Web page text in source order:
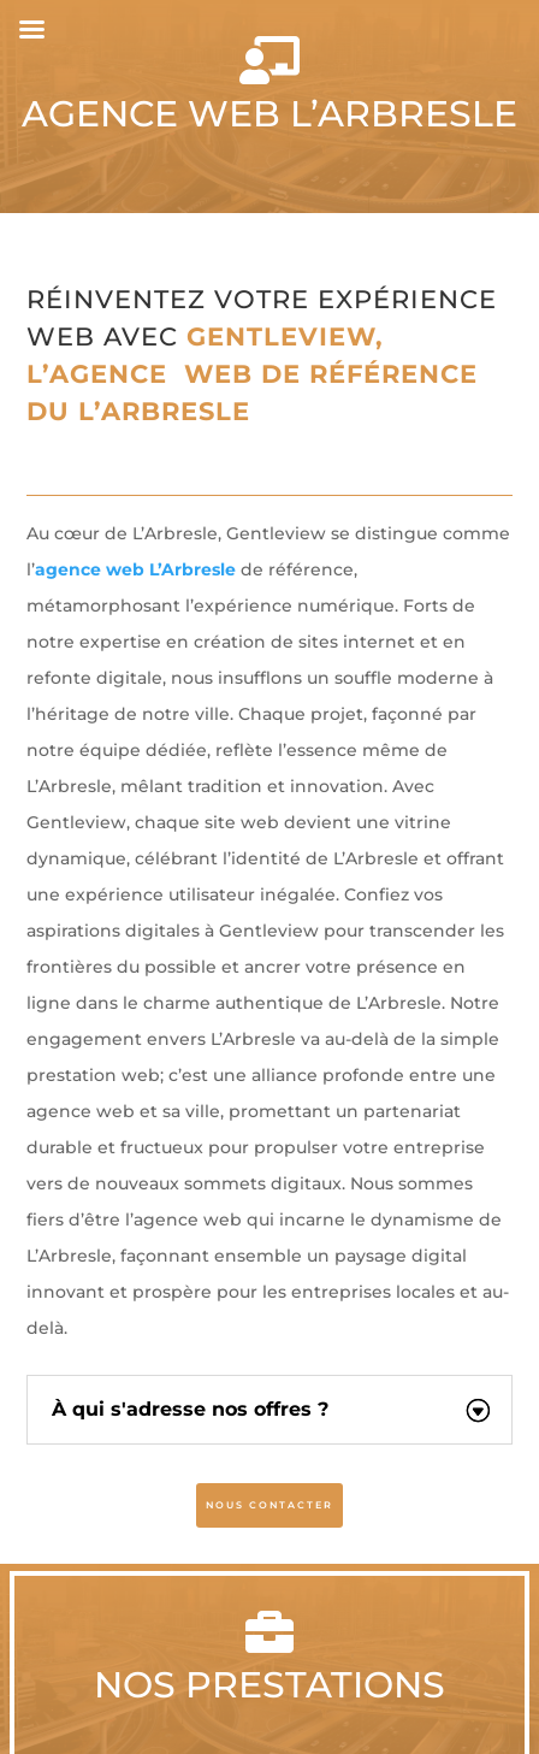

AGENCE WEB L’ARBRESLE
RÉINVENTEZ VOTRE EXPÉRIENCE
WEB AVECGENTLEVIEW,
L’AGENCE WEB DE RÉFÉRENCE
DU L’ARBRESLE
Au cœur de L’Arbresle, Gentleview se distingue comme
l’agence web L’Arbresle de référence,
métamorphosant l’expérience numérique. Forts de
notre expertise en création de sites internet et en
refonte digitale, nous insufflons un souffle moderne à
l’héritage de notre ville. Chaque projet, façonné par
notre équipe dédiée, reflète l’essence même de
L’Arbresle, mêlant tradition et innovation. Avec
Gentleview, chaque site web devient une vitrine
dynamique, célébrant l’identité de L’Arbresle et offrant
une expérience utilisateur inégalée. Confiez vos
aspirations digitales à Gentleview pour transcender les
frontières du possible et ancrer votre présence en
ligne dans le charme authentique de L’Arbresle. Notre
engagement envers L’Arbresle va au-delà de la simple
prestation web; c’est une alliance profonde entre une
agence web et sa ville, promettant un partenariat
durable et fructueux pour propulser votre entreprise
vers de nouveaux sommets digitaux. Nous sommes
fiers d’être l’agence web qui incarne le dynamisme de
L’Arbresle, façonnant ensemble un paysage digital
innovant et prospère pour les entreprises locales et au-
delà.
À qui s'adresse nos offres ?
NOUS CONTACTER

NOS PRESTATIONS